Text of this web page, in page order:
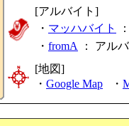
[アルバイト]
・ マッハバイト
・ fromA ： アル
[地図]
・ Google Map ・